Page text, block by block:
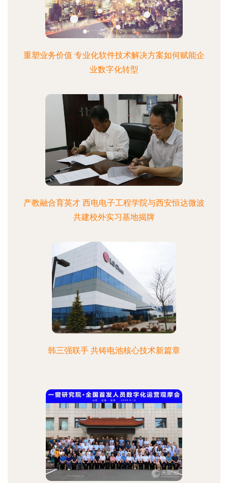
重塑业务价值 专业化软件技术解决方案如何赋能企
业数字化转型
产教融合育英才 西电电子工程学院与西安恒达微波
共建校外实习基地揭牌
韩三强联手 共铸电池核心技术新篇章